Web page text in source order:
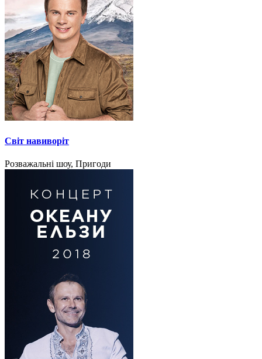
Світ навиворіт
Розважальні шоу, Пригоди